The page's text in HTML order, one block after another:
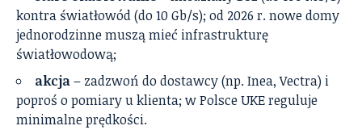
kontra światłowód (do 10 Gb/s); od 2026 r. nowe domy
jednorodzinne muszą mieć infrastrukturę
światłowodową;
akcja– zadzwoń do dostawcy (np. Inea, Vectra) i
poproś o pomiary u klienta; w Polsce UKE reguluje
minimalne prędkości.